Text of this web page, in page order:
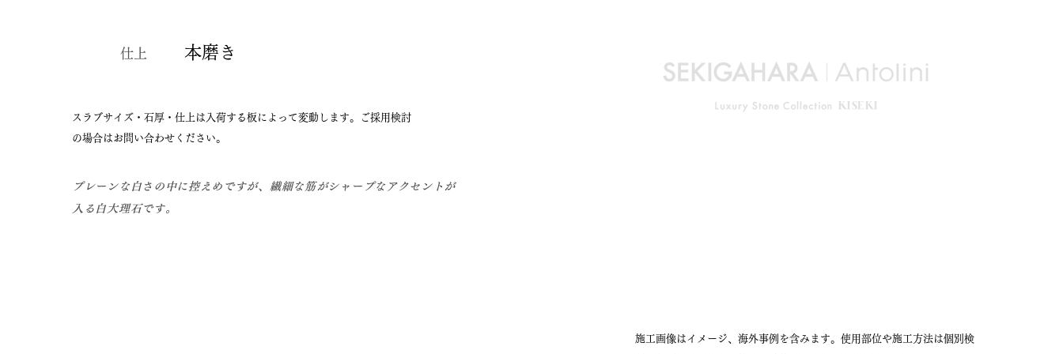
仕上 本磨き
​スラブサイズ・石厚・仕上は入荷する板によって変動します。ご採用検討
の場合はお問い合わせください。
プレーンな白さの中に控えめですが、繊細な筋がシャープなアクセントが
入る白大理石です。
施工画像はイメージ、海外事例を含みます。使用部位や施工方法は個別検